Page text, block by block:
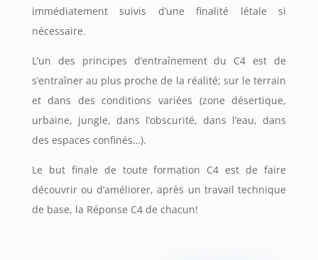
immédiatement suivis d’une finalité létale si
nécessaire.
L’un des principes d’entraînement du C4 est de
s’entraîner au plus proche de la réalité; sur le terrain
et dans des conditions variées (zone désertique,
urbaine, jungle, dans l’obscurité, dans l’eau, dans
des espaces confinés…).
Le but finale de toute formation C4 est de faire
découvrir ou d’améliorer, après un travail technique
de base, la Réponse C4 de chacun!